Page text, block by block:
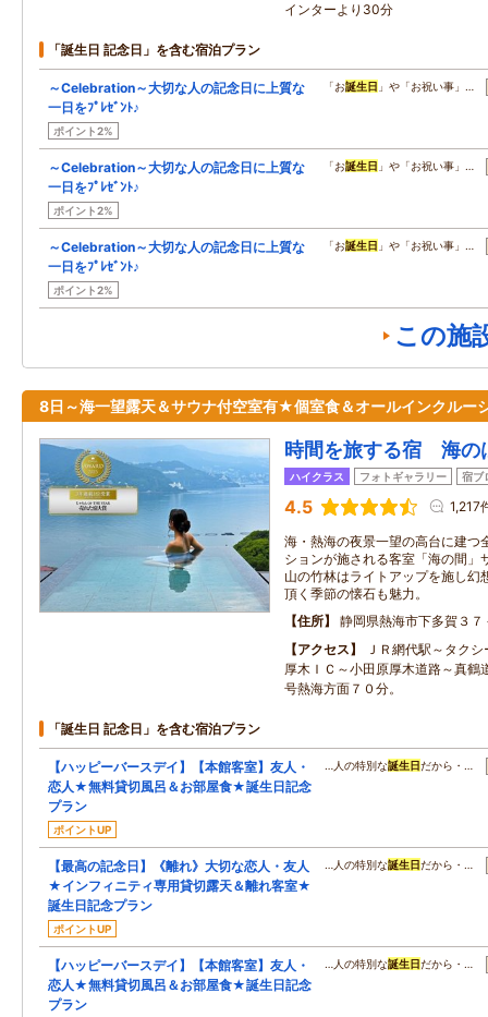
インターより30分
「誕生日 記念日」を含む宿泊プラン
～Celebration～大切な人の記念日に上質な
一日をﾌﾟﾚｾﾞﾝﾄ♪
ポイント2%
「お誕生日 」や「お祝い事」…
～Celebration～大切な人の記念日に上質な
一日をﾌﾟﾚｾﾞﾝﾄ♪
ポイント2%
「お誕生日 」や「お祝い事」…
～Celebration～大切な人の記念日に上質な
一日をﾌﾟﾚｾﾞﾝﾄ♪
ポイント2%
「お誕生日 」や「お祝い事」…
この施
8日～海一望露天＆サウナ付空室有★個室食＆オールインクルー
時間を旅する宿 海の
ハイクラス フォトギャラリー 宿ブ
4.5 1,217
海・熱海の夜景一望の高台に建つ
ションが施される客室「海の間」
山の竹林はライトアップを施し
頂く季節の懐石も魅力。
住所
静岡県熱海市下多賀３７
アクセス
ＪＲ網代駅～タク
厚木ＩＣ～小田原厚木道路～真鶴
号熱海方面７０分。
「誕生日 記念日」を含む宿泊プラン
【ハッピーバースデイ】【本館客室】友人・
恋人★無料貸切風呂＆お部屋食★誕生日記念
プラン
ポイントUP
…人の特別な誕生日だから・…
【最高の記念日】《離れ》大切な恋人・友人
★インフィニティ専用貸切露天＆離れ客室★
誕生日記念プラン
ポイントUP
…人の特別な誕生日だから・…
【ハッピーバースデイ】【本館客室】友人・
恋人★無料貸切風呂＆お部屋食★誕生日記念
プラン
…人の特別な誕生日だから・…